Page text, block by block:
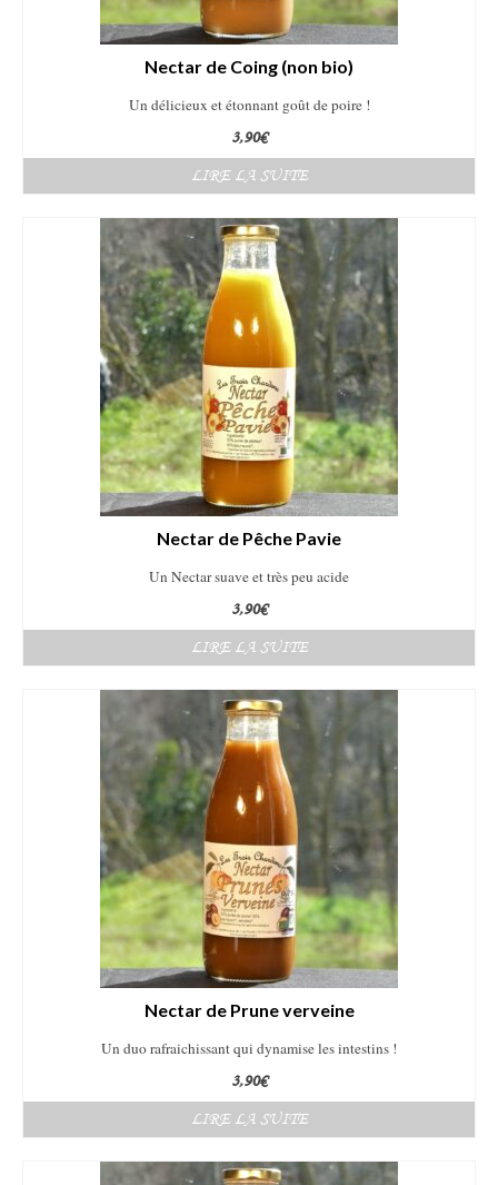
Nectar de Coing (non bio)
Un délicieux et étonnant goût de poire !
3,90€
LIRE LA SUITE
Nectar de Pêche Pavie
Un Nectar suave et très peu acide
3,90€
LIRE LA SUITE
Nectar de Prune verveine
Un duo rafraichissant qui dynamise les intestins !
3,90€
LIRE LA SUITE